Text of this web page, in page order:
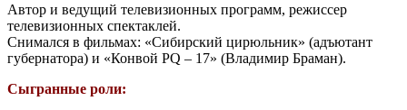
Автор и ведущий телевизионных программ, режиссер
телевизионных спектаклей.
Снимался в фильмах: «Сибирский цирюльник» (адъютант
губернатора) и «Конвой РQ – 17» (Владимир Браман).
Сыгранные роли: